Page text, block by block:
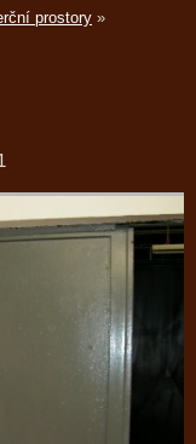
prostory »